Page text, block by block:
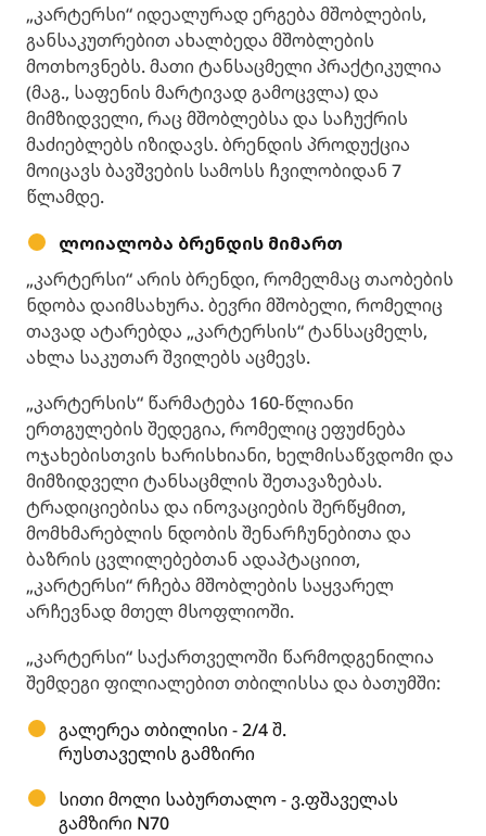
„კარტერსი“ იდეალურად ერგება მშობლების,
განსაკუთრებით ახალბედა მშობლების
მოთხოვნებს. მათი ტანსაცმელი პრაქტიკულია
(მაგ., საფენის მარტივად გამოცვლა) და
მიმზიდველი, რაც მშობლებსა და საჩუქრის
მაძიებლებს იზიდავს. ბრენდის პროდუქცია
მოიცავს ბავშვების სამოსს ჩვილობიდან 7
წლამდე.
ლოიალობა ბრენდის მიმართ
„კარტერსი“ არის ბრენდი, რომელმაც თაობების
ნდობა დაიმსახურა. ბევრი მშობელი, რომელიც
თავად ატარებდა „კარტერსის“ ტანსაცმელს,
ახლა საკუთარ შვილებს აცმევს.
„კარტერსის“ წარმატება 160-წლიანი
ერთგულების შედეგია, რომელიც ეფუძნება
ოჯახებისთვის ხარისხიანი, ხელმისაწვდომი და
მიმზიდველი ტანსაცმლის შეთავაზებას.
ტრადიციებისა და ინოვაციების შერწყმით,
მომხმარებლის ნდობის შენარჩუნებითა და
ბაზრის ცვლილებებთან ადაპტაციით,
„კარტერსი“ რჩება მშობლების საყვარელ
არჩევნად მთელ მსოფლიოში.
„კარტერსი“ საქართველოში წარმოდგენილია
შემდეგი ფილიალებით თბილისსა და ბათუმში:
გალერეა თბილისი - 2/4 შ.
რუსთაველის გამზირი
სითი მოლი საბურთალო - ვ.ფშაველას
გამზირი N70